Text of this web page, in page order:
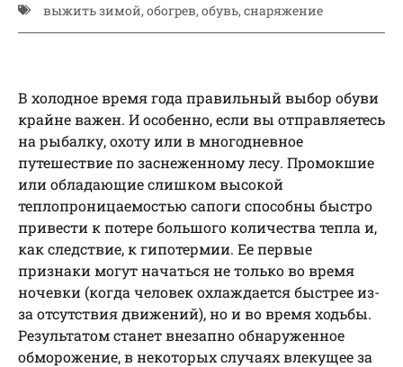
выжить зимой, обогрев, обувь, снаряжение
В холодное время года правильный выбор обуви
крайне важен. И особенно, если вы отправляетесь
на рыбалку, охоту или в многодневное
путешествие по заснеженному лесу. Промокшие
или обладающие слишком высокой
теплопроницаемостью сапоги способны быстро
привести к потере большого количества тепла и,
как следствие, к гипотермии. Ее первые
признаки могут начаться не только во время
ночевки (когда человек охлаждается быстрее из-
за отсутствия движений), но и во время ходьбы.
Результатом станет внезапно обнаруженное
обморожение, в некоторых случаях влекущее за